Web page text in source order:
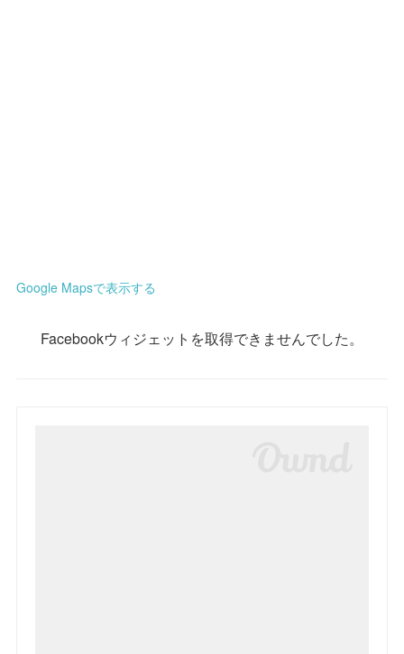
Google Mapsで表示する
Facebookウィジェットを取得できませんでした。